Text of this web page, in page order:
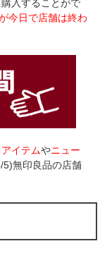
入することがで
今日で店舗は終わ
イテムやニュー
5)無印良品の店舗